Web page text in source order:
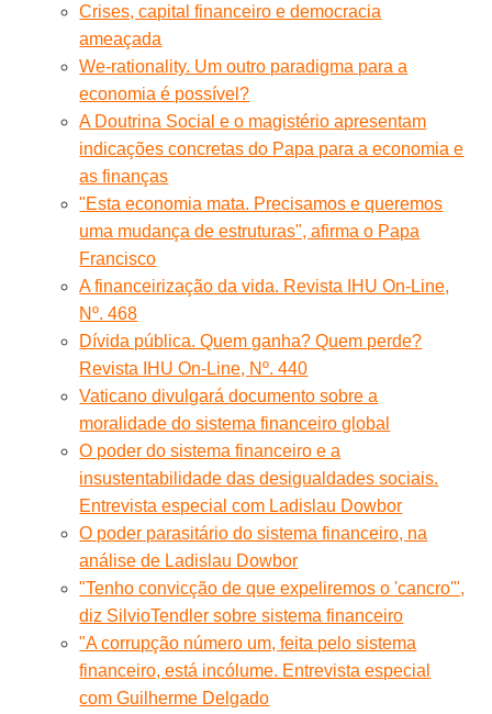
Crises, capital financeiro e democracia
ameaçada
We-rationality. Um outro paradigma para a
economia é possível?
A Doutrina Social e o magistério apresentam
indicações concretas do Papa para a economia e
as finanças
"Esta economia mata. Precisamos e queremos
uma mudança de estruturas", afirma o Papa
Francisco
A financeirização da vida. Revista IHU On-Line,
Nº. 468
Dívida pública. Quem ganha? Quem perde?
Revista IHU On-Line, Nº. 440
Vaticano divulgará documento sobre a
moralidade do sistema financeiro global
O poder do sistema financeiro e a
insustentabilidade das desigualdades sociais.
Entrevista especial com Ladislau Dowbor
O poder parasitário do sistema financeiro, na
análise de Ladislau Dowbor
"Tenho convicção de que expeliremos o 'cancro'",
diz SilvioTendler sobre sistema financeiro
"A corrupção número um, feita pelo sistema
financeiro, está incólume. Entrevista especial
com Guilherme Delgado